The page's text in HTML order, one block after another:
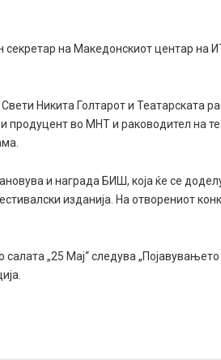
секретар на Македонскиот центар на
Свети Никита Голтарот и Театарската
продуцент во МНТ и раководител на
и награда БИШ, која ќе се
изданија. На отворениот
„25 Мај“ следува